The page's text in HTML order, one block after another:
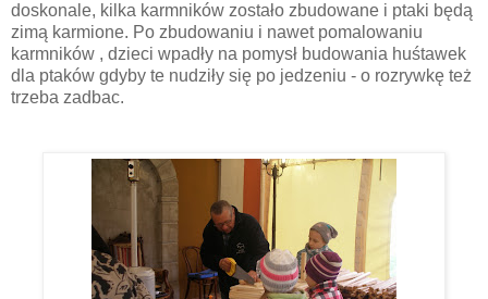
doskonale, kilka karmników zostało zbudowane i ptaki będą
zimą karmione. Po zbudowaniu i nawet pomalowaniu
karmników , dzieci wpadły na pomysł budowania huśtawek
dla ptaków gdyby te nudziły się po jedzeniu - o rozrywkę też
trzeba zadbac.